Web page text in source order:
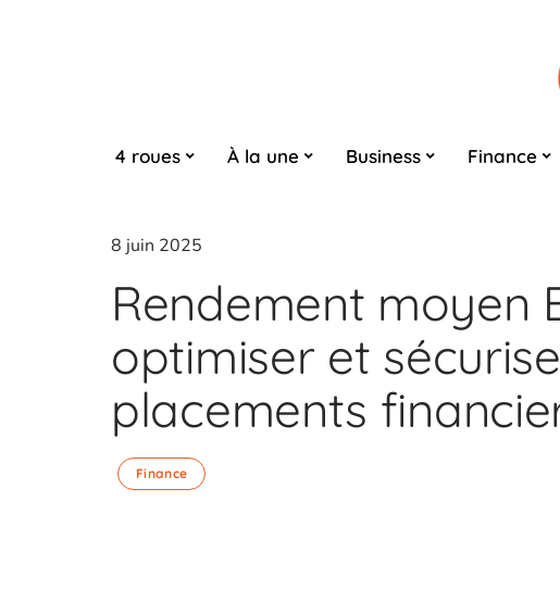
4 roues À la une Business Finance
8 juin 2025
Rendement moyen
optimiser et
placements
Finance